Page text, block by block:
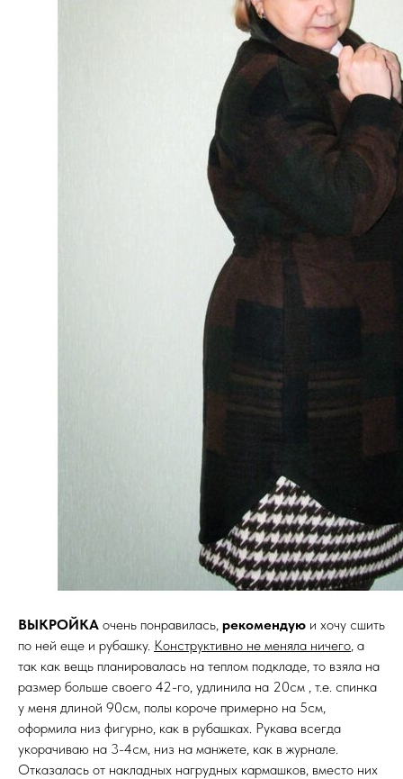
ВЫКРОЙКА очень понравилась, рекомендую и хочу сшить
по ней еще и рубашку. Конструктивно не меняла ничего, а
так как вещь планировалась на теплом подкладе, то взяла на
размер больше своего 42-го, удлинила на 20см , т.е. спинка
у меня длиной 90см, полы короче примерно на 5см,
оформила низ фигурно, как в рубашках. Рукава всегда
укорачиваю на 3-4см, низ на манжете, как в журнале.
Отказалась от накладных нагрудных кармашков, вместо них